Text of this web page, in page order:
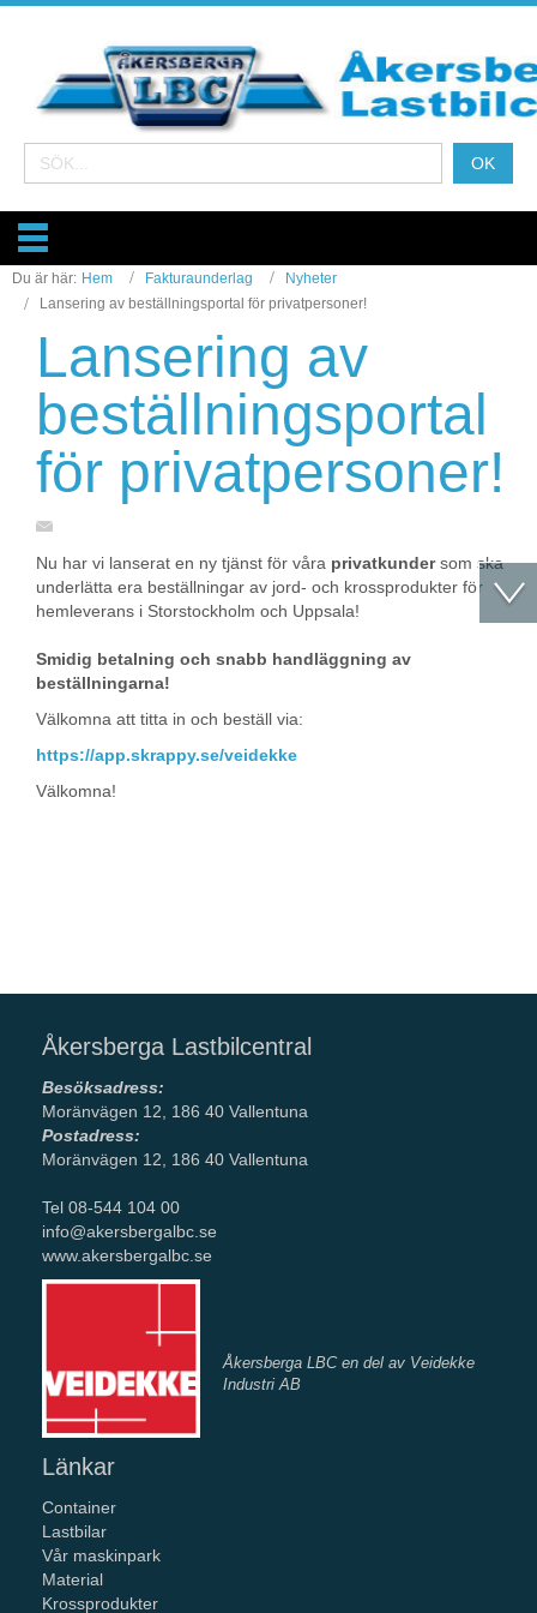
Du är här: Hem Fakturaunderlag
Nyheter
Lansering av beställningsportal för privatpersoner!
Lansering av
beställningsportal
för privatpersoner!
Nu har vi lanserat en ny tjänst för våra privatkundersom ska
underlätta era beställningar av jord- och krossprodukter för
hemleverans i Storstockholm och Uppsala!
Smidig betalning och snabb handläggning av
beställningarna!
Välkomna att titta in och beställ via:
https://app.skrappy.se/veidekke
Välkomna!
Åkersberga Lastbilcentral
Besöksadress:
Moränvägen 12, 186 40 Vallentuna
Postadress:
Moränvägen 12, 186 40 Vallentuna
Tel 08-544 104 00
info@akersbergalbc.se
www.akersbergalbc.se
Åkersberga LBC en del av Veidekke
Industri AB
Länkar
Container
Lastbilar
Vår maskinpark
Material
Krossprodukter